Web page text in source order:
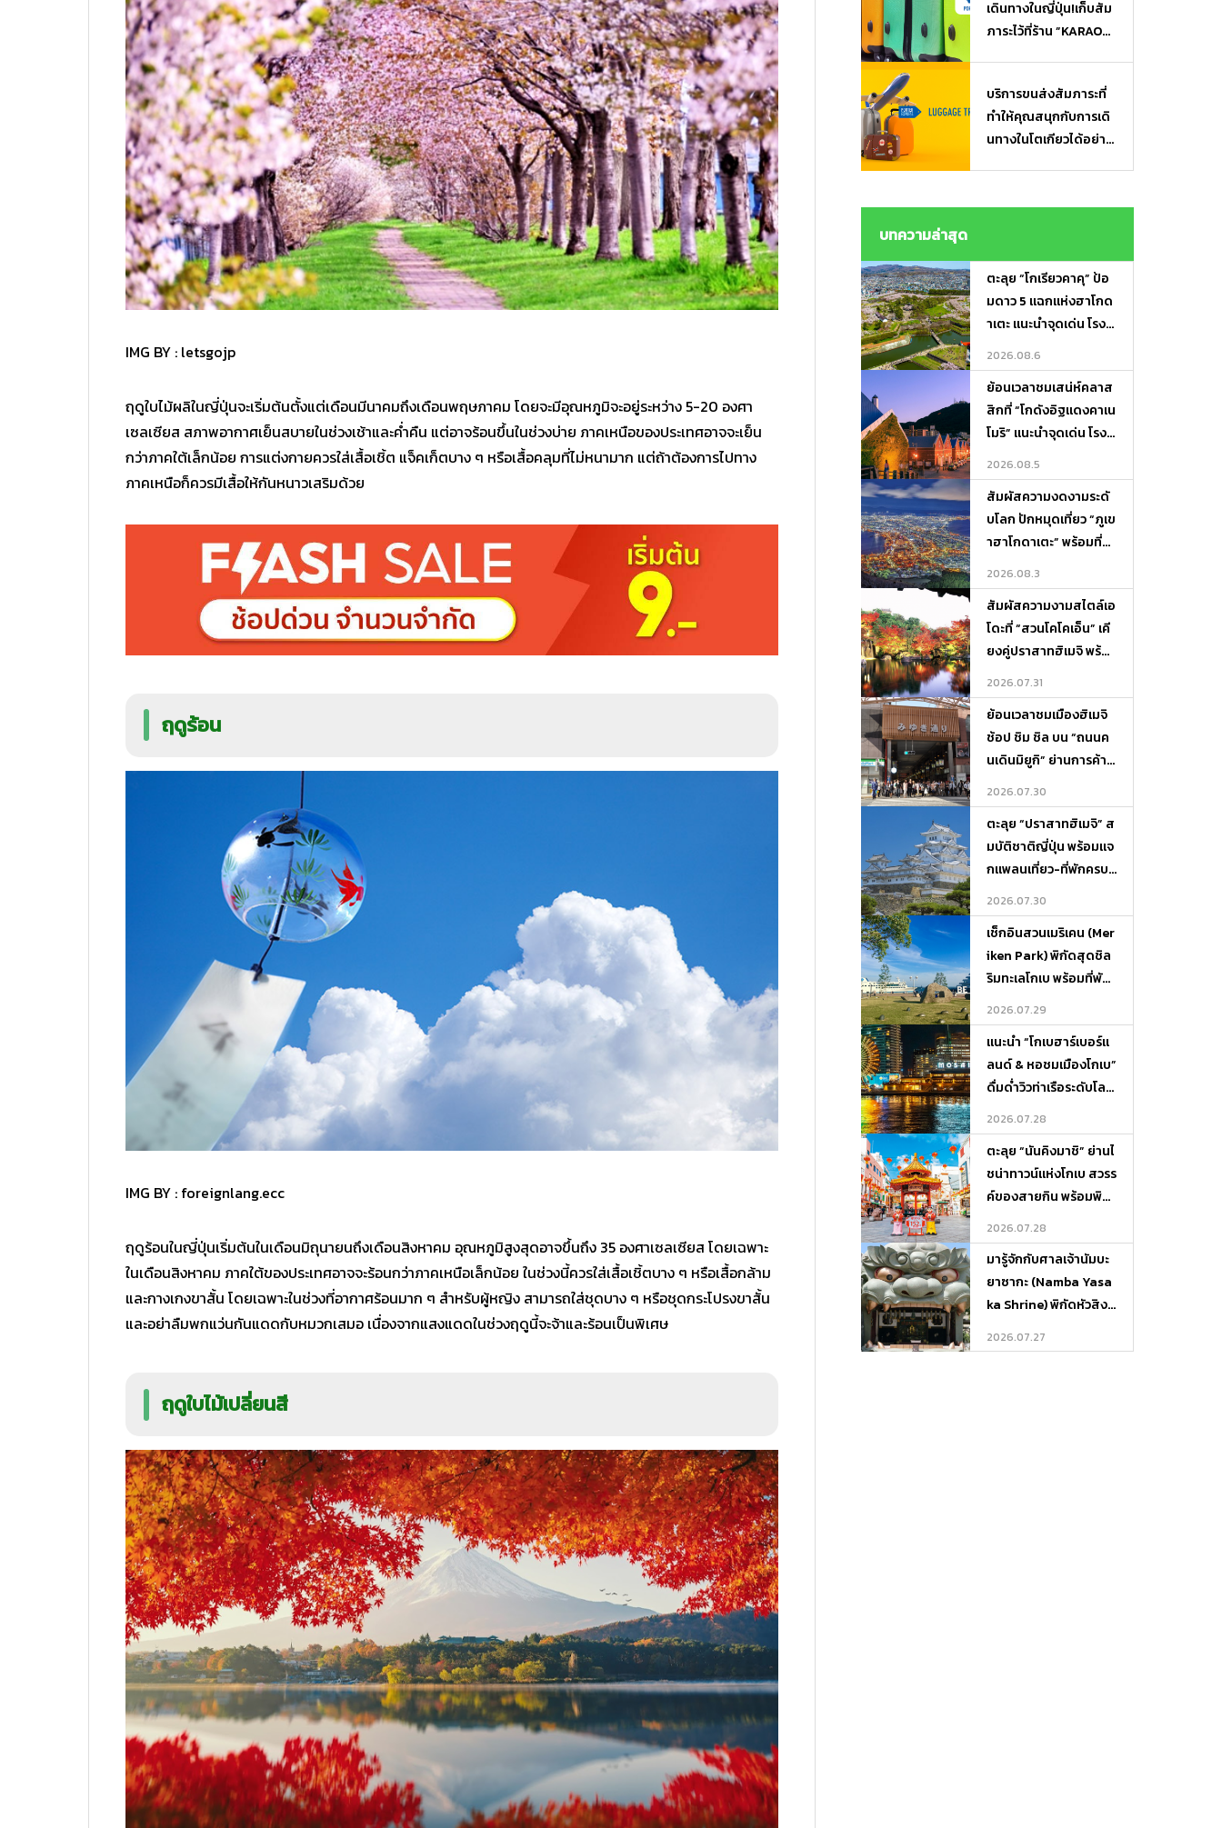
IMG BY : letsgojp
ฤดูใบไม้ผลิในญี่ปุ่นจะเริ่มต้นตั้งแต่เดือนมีนาคมถึงเดือนพฤษภาคม โดยจะมีอุณหภูมิจะอยู่ระหว่าง 5-20 องศา
เซลเซียส สภาพอากาศเย็นสบายในช่วงเช้าและค่ำคืน แต่อาจร้อนขึ้นในช่วงบ่าย ภาคเหนือของประเทศอาจจะเย็น
กว่าภาคใต้เล็กน้อย การแต่งกายควรใส่เสื้อเชิ้ต แจ็คเก็ตบาง ๆ หรือเสื้อคลุมที่ไม่หนามาก แต่ถ้าต้องการไปทาง
ภาคเหนือก็ควรมีเสื้อให้กันหนาวเสริมด้วย
ฤดูร้อน
IMG BY : foreignlang.ecc
ฤดูร้อนในญี่ปุ่นเริ่มต้นในเดือนมิถุนายนถึงเดือนสิงหาคม อุณหภูมิสูงสุดอาจขึ้นถึง 35 องศาเซลเซียส โดยเฉพาะ
ในเดือนสิงหาคม ภาคใต้ของประเทศอาจจะร้อนกว่าภาคเหนือเล็กน้อย ในช่วงนี้ควรใส่เสื้อเชิ้ตบาง ๆ หรือเสื้อกล้าม
และกางเกงขาสั้น โดยเฉพาะในช่วงที่อากาศร้อนมาก ๆ สำหรับผู้หญิง สามารถใส่ชุดบาง ๆ หรือชุดกระโปรงขาสั้น
และอย่าลืมพกแว่นกันแดดกับหมวกเสมอ เนื่องจากแสงแดดในช่วงฤดูนี้จะจ้าและร้อนเป็นพิเศษ
ฤดูใบไม้เปลี่ยนสี
เดินทางในญี่ปุ่น!เก็บสัม
ภาระไว้ที่ร้าน ”KARAOK
ต้องหิ้วของ♪ บริการฝา
กสัมภาระ Luggage Sto
rage
บริการขนส่งสัมภาระที่
ทำให้คุณสนุกกับการเดิ
นทางในโตเกียวได้อย่างเ
ไม่ต้องถือของ ! Lugga
บทความล่าสุด
ตะลุย “โกเรียวคาคุ” ป้อ
มดาว 5 แฉกแห่งฮาโกด
าเตะ แนะนำจุดเด่น โรงแ
ศ
2026.08.6
ย้อนเวลาชมเสน่ห์คลาส
สิกที่ “โกดังอิฐแดงคาเน
โมริ” แนะนำจุดเด่น โรงแ
ลได้ทั้งวัน!
2026.08.5
สัมผัสความงดงามระดั
บโลก ปักหมุดเที่ยว “ภูเข
าฮาโกดาเตะ” พร้อมที่พั
ด!
2026.08.3
สัมผัสความงามสไตล์เอ
โดะที่ “สวนโคโคเอ็น” เคี
ยงคู่ปราสาทฮิเมจิ พร้อ
รบจบในที่เดียว
2026.07.31
ย้อนเวลาชมเมืองฮิเมจิ
ช้อป ชิม ชิล บน “ถนนค
นเดินมิยูกิ” ย่านการค้าสุ
2026.07.30
ตะลุย “ปราสาทฮิเมจิ” ส
มบัติชาติญี่ปุ่น พร้อมแจ
กแพลนเที่ยว-ที่พักครบจ
2026.07.30
เช็กอินสวนเมริเคน (Mer
iken Park) พิกัดสุดชิล
ริมทะเลโกเบ พร้อมที่พัก
วรอบเกาะ
2026.07.29
แนะนำ “โกเบฮาร์เบอร์แ
ลนด์ & หอชมเมืองโกเบ”
ดื่มด่ำวิวท่าเรือระดับโลก
ยวรอบ ๆ
2026.07.28
ตะลุย “นันคิงมาชิ” ย่านไ
ชน่าทาวน์แห่งโกเบ สวรร
ค์ของสายกิน พร้อมพิกั
อง
2026.07.28
มารู้จักกับศาลเจ้านัมบะ
ยาซากะ (Namba Yasa
ka Shrine) พิกัดหัวสิงโ
ซาก้า พร้อมแจกแผนเที่
2026.07.27